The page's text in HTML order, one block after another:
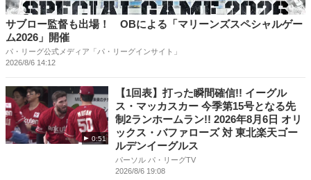
サブロー監督も出場！ OBによる「マリーンズスペシャルゲー
ム2026」開催
パ・リーグ公式メディア「パ・リーグインサイト」
2026/8/6 14:12
0:51
【1回表】打った瞬間確信!! イーグル
ス・マッカスカー 今季第15号となる先
制2ランホームラン!! 2026年8月6日 オリ
ックス・バファローズ 対 東北楽天ゴー
ルデンイーグルス
パーソル パ・リーグTV
2026/8/6 19:08